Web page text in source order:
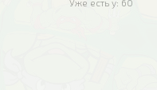
Уже есть у: 60